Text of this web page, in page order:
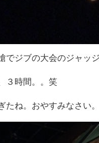
でジブの大会のジャッ
３時間。。笑
たね。おやすみなさい。